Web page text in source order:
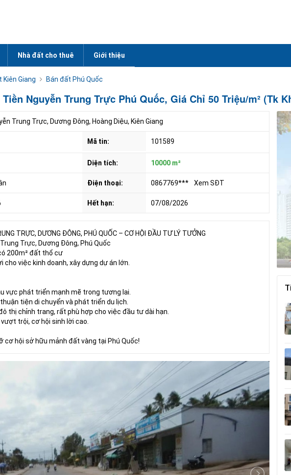
Nhà đất cho thuê Giới thiệu
Kiên Giang Bán đất Phú Quốc
Nguyễn Trung Trực Phú Quốc, Giá Chỉ 50 Triệu/m² (Tk
Trung Trực, Dương Đông, Hoàng Diệu, Kiên Giang
Mã tin: 101589
Diện tích: 10000 m²
Điện thoại: 0867769*** Xem SĐT
Hết hạn: 07/08/2026
TRỰC, DƯƠNG ĐÔNG, PHÚ QUỐC – CƠ HỘI ĐẦU TƯ LÝ TƯỞNG
Trực, Dương Đông, Phú Quốc
200m² đất thổ cư
việc kinh doanh, xây dựng dự án lớn.
vực phát triển mạnh mẽ trong tương lai.
tiện di chuyển và phát triển du lịch.
thị chỉnh trang, rất phù hợp cho việc đầu tư dài hạn.
trội, cơ hội sinh lời cao.
cơ hội sở hữu mảnh đất vàng tại Phú Quốc!